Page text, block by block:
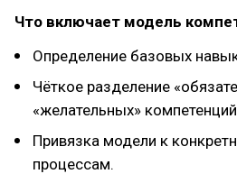
Что включает модель
Определение базовых
Чёткое разделение
«желательных»
Привязка модели к
процессам.